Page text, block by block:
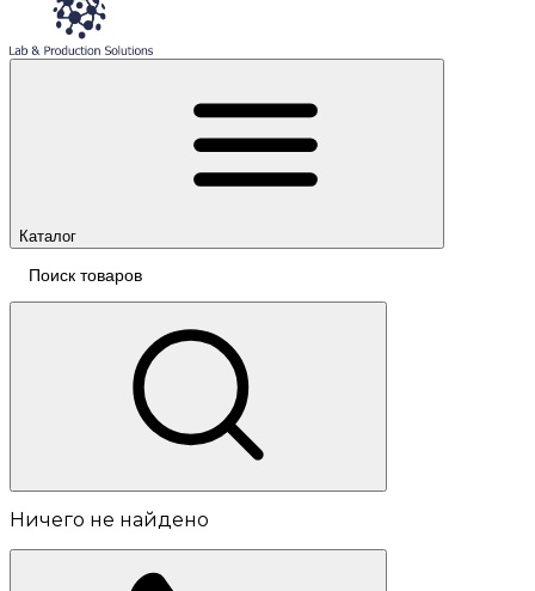
Каталог
Ничего не найдено